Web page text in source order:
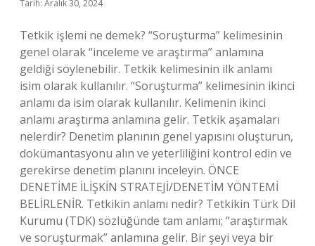
Tarih: Aralık 30, 2024
Tetkik işlemi ne demek? “Soruşturma” kelimesinin
genel olarak “inceleme ve araştırma” anlamına
geldiği söylenebilir. Tetkik kelimesinin ilk anlamı
isim olarak kullanılır. “Soruşturma” kelimesinin ikinci
anlamı da isim olarak kullanılır. Kelimenin ikinci
anlamı araştırma anlamına gelir. Tetkik aşamaları
nelerdir? Denetim planının genel yapısını oluşturun,
dokümantasyonu alın ve yeterliliğini kontrol edin ve
gerekirse denetim planını inceleyin. ÖNCE
DENETİME İLİŞKİN STRATEJİ/DENETİM YÖNTEMİ
BELİRLENİR. Tetkikin anlamı nedir? Tetkikin Türk Dil
Kurumu (TDK) sözlüğünde tam anlamı; “araştırmak
ve soruşturmak” anlamına gelir. Bir şeyi veya bir